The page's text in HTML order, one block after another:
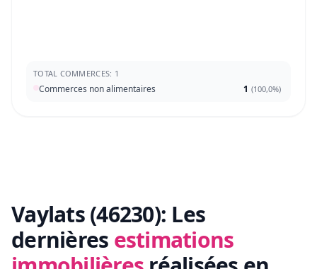
TOTAL COMMERCES: 1
Commerces non alimentaires 1 (100,0%)
Vaylats (46230): Les
dernières estimations